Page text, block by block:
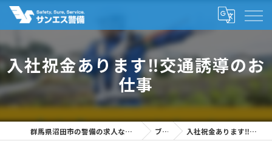
入社祝金あります‼交通誘導のお
仕事
群馬県沼田市の警備の求人なら株式会社サンエス警備 ブログ 入社祝金あります‼交通誘導のお仕事